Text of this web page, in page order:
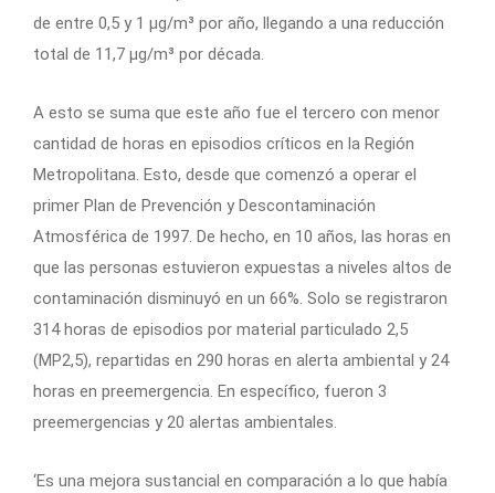
de entre 0,5 y 1 µg/m³ por año, llegando a una reducción
total de 11,7 µg/m³ por década.
A esto se suma que este año fue el tercero con menor
cantidad de horas en episodios críticos en la Región
Metropolitana. Esto, desde que comenzó a operar el
primer Plan de Prevención y Descontaminación
Atmosférica de 1997. De hecho, en 10 años, las horas en
que las personas estuvieron expuestas a niveles altos de
contaminación disminuyó en un 66%. Solo se registraron
314 horas de episodios por material particulado 2,5
(MP2,5), repartidas en 290 horas en alerta ambiental y 24
horas en preemergencia. En específico, fueron 3
preemergencias y 20 alertas ambientales.
‘Es una mejora sustancial en comparación a lo que había